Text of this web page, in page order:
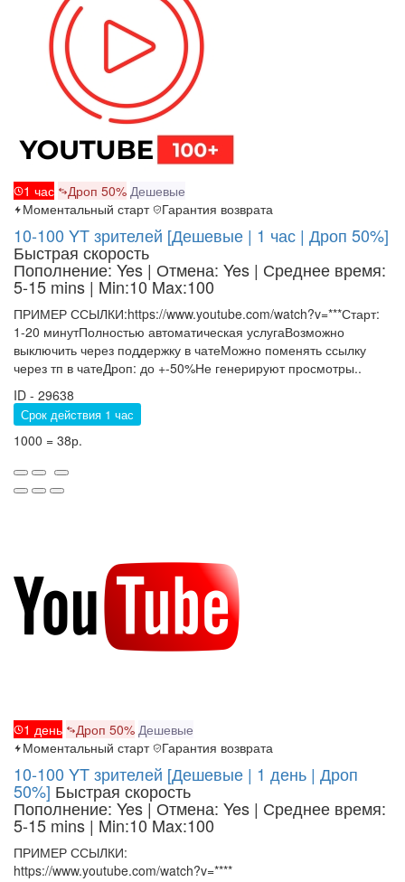
1 час Дроп 50% Дешевые
Моментальный старт
Гарантия возврата
10-100 YT зрителей [Дешевые | 1 час | Дроп 50%]
Быстрая скорость
Пополнение: Yes | Отмена: Yes | Среднее время:
5-15 mins | Min:10 Max:100
ПРИМЕР ССЫЛКИ:https://www.youtube.com/watch?v=***Старт:
1-20 минутПолностью автоматическая услугаВозможно
выключить через поддержку в чатеМожно поменять ссылку
через тп в чатеДроп: до +-50%Не генерируют просмотры..
ID - 29638
Срок действия 1 час
1000 = 38р.
1 день Дроп 50% Дешевые
Моментальный старт
Гарантия возврата
10-100 YT зрителей [Дешевые | 1 день | Дроп
50%] Быстрая скорость
Пополнение: Yes | Отмена: Yes | Среднее время:
5-15 mins | Min:10 Max:100
ПРИМЕР ССЫЛКИ:
https://www.youtube.com/watch?v=****